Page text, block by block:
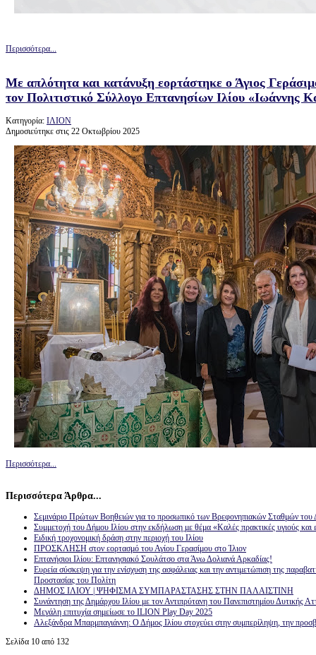
Περισσότερα...
Με απλότητα και κατάνυξη εορτάστηκε ο Άγιος
τον Πολιτιστικό Σύλλογο Επτανησίων Ιλίου «Ιωάννης
Κατηγορία: ΙΛΙΟΝ
Δημοσιεύτηκε στις 22 Οκτωβρίου 2025
Περισσότερα...
Περισσότερα Άρθρα...
Σεμινάριο Πρώτων Βοηθειών για το προσωπικό των Βρεφονηπιακών Σταθμών του
Συμμετοχή του Δήμου Ιλίου στην εκδήλωση με θέμα «Καλές πρακτικές υγιούς και
Ειδική τροχονομική δράση στην περιοχή του Ιλίου
ΠΡΟΣΚΛΗΣΗ στον εορτασμό του Αγίου Γερασίμου στο Ίλιον
Επτανήσιοι Ιλίου: Επτανησιακό Σουλάτσο στα Άνω Δολιανά Αρκαδίας!
Ευρεία σύσκεψη για την ενίσχυση της ασφάλειας και την αντιμετώπιση της
Προστασίας του Πολίτη
ΔΗΜΟΣ ΙΛΙΟΥ | ΨΗΦΙΣΜΑ ΣΥΜΠΑΡΑΣΤΑΣΗΣ ΣΤΗΝ ΠΑΛΑΙΣΤΙΝΗ
Συνάντηση της Δημάρχου Ιλίου με τον Αντιπρύτανη του Πανεπιστημίου Δυτικής
Μεγάλη επιτυχία σημείωσε το ILION Play Day 2025
Αλεξάνδρα Μπαρμπαγιάννη: Ο Δήμος Ιλίου στοχεύει στην συμπερίληψη, την
Σελίδα 10 από 132